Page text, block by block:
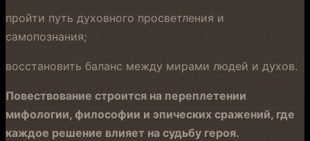
пройти путь духовного просветления и
самопознания;
восстановить баланс между мирами людей и духов.
Повествование строится на переплетении
мифологии, философии и эпических сражений, где
каждое решение влияет на судьбу героя.